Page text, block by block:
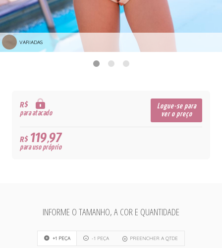
VARIADAS
R$
para atacado
Logue-se para
ver o preço
R$119,97
para uso próprio
INFORME O TAMANHO, A COR E QUANTIDADE
+1 PEÇA -1 PEÇA PREENCHER A QTDE